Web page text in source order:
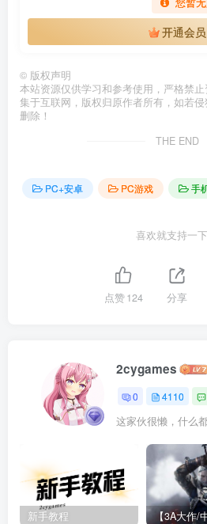
开通会员
© 版权声明
本站资源仅供学习和参考使用，严格禁
集于互联网，版权归原作者所有，如若
删除！
THE END
PC+安卓 PC游戏 手
喜欢就支持一
点赞124 分享
2cygames
0 4110
这家伙很懒，什么
新手教程